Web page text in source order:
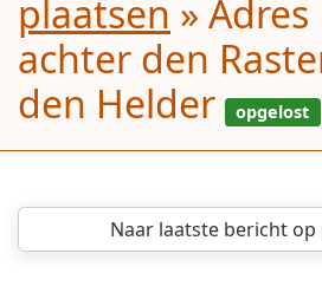
plaatsen » Adres
achter den
den Helder
Naar laatste berichtop